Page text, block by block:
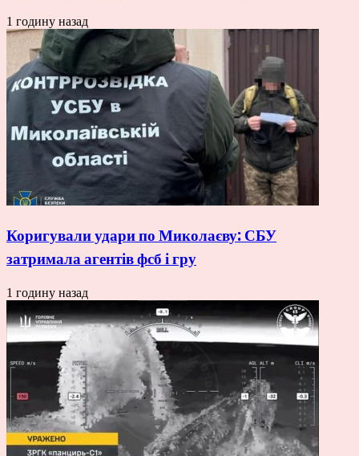
1 годину назад
Коригували удари по Миколаєву: СБУ
затримала агентів фсб і гру
1 годину назад